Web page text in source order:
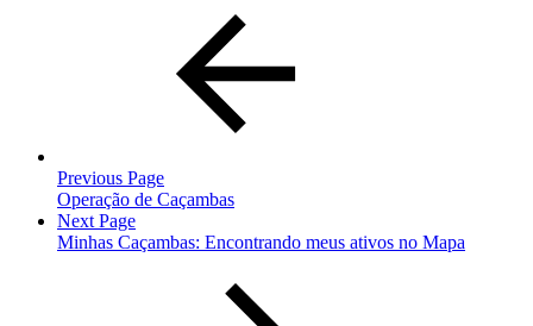
Previous Page
Operação de Caçambas
Next Page
Minhas Caçambas: Encontrando meus ativos no Mapa